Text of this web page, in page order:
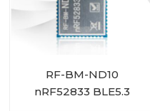
RF-BM-ND10
nRF52833 BLE5.3